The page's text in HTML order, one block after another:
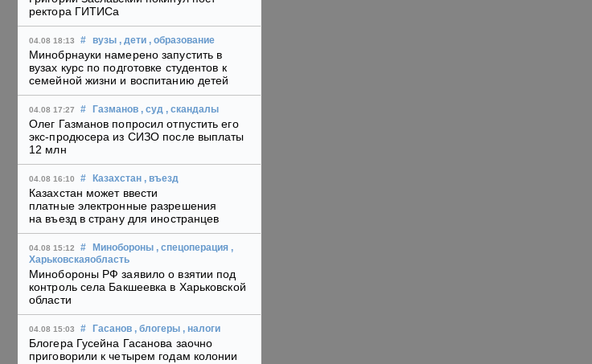
ректора ГИТИСа
04.08 18:13 # вузы , дети , образование
Минобрнауки намерено запустить в
вузах курс по подготовке студентов к
семейной жизни и воспитанию детей
04.08 17:27 # Газманов , суд , скандалы
Олег Газманов попросил отпустить его
экс-продюсера из СИЗО после выплаты
12 млн
04.08 16:10 # Казахстан , въезд
Казахстан может ввести
платные электронные разрешения
на въезд в страну для иностранцев
04.08 15:12 # Минобороны , спецоперация ,
Харьковскаяобласть
Минобороны РФ заявило о взятии под
контроль села Бакшеевка в Харьковской
области
04.08 15:03 # Гасанов , блогеры , налоги
Блогера Гусейна Гасанова заочно
приговорили к четырем годам колонии